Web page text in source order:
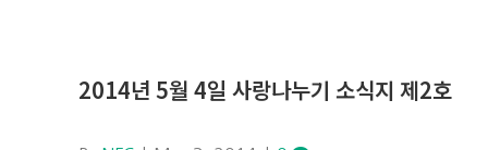
2014년 5월 4일 사랑나누기 소식지 제2호